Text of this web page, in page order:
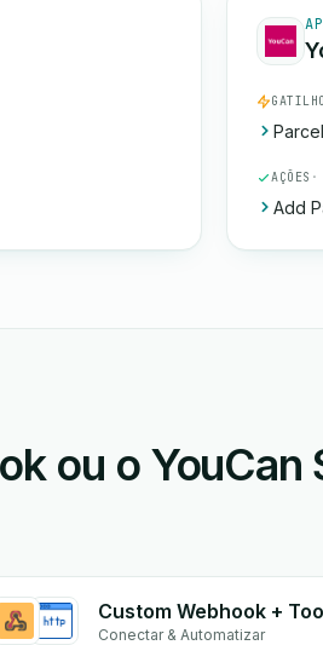
AÇÕES
Add
ou o YouCan
Conectar & Automatizar